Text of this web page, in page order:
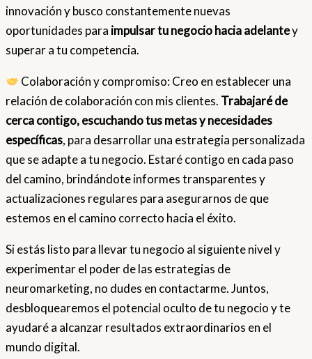
innovación y busco constantemente nuevas
oportunidades para impulsar tu negocio hacia adelantey
superar a tu competencia.
Colaboración y compromiso: Creo en establecer una
relación de colaboración con mis clientes. Trabajaré de
cerca contigo, escuchando tus metas y necesidades
específicas, para desarrollar una estrategia personalizada
que se adapte a tu negocio. Estaré contigo en cada paso
del camino, brindándote informes transparentes y
actualizaciones regulares para asegurarnos de que
estemos en el camino correcto hacia el éxito.
Si estás listo para llevar tu negocio al siguiente nivel y
experimentar el poder de las estrategias de
neuromarketing, no dudes en contactarme. Juntos,
desbloquearemos el potencial oculto de tu negocio y te
ayudaré a alcanzar resultados extraordinarios en el
mundo digital.